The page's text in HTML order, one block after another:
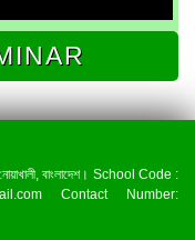
বাংলাদেশ। School Code :
Contact Number: